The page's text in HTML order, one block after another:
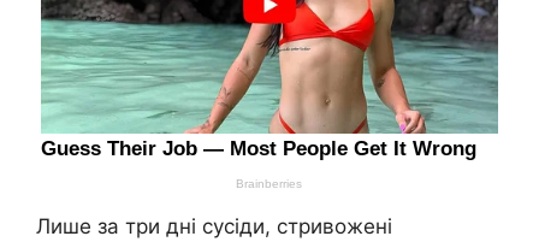
Лише за три дні сусіди, стривожені